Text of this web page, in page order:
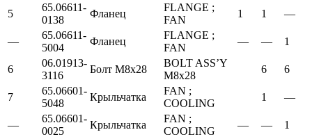
5
65.06611-
0138
Фланец
FLANGE ;
FAN
1 1 —
—
65.06611-
5004
Фланец
FLANGE ;
FAN
— — 1
6
06.01913-
3116
Болт М8х28
BOLT ASS’Y
M8x28
6 6
7
65.06601-
5048
Крыльчатка
FAN ;
COOLING
1 —
—
65.06601-
0025
Крыльчатка
FAN ;
COOLING
— — 1